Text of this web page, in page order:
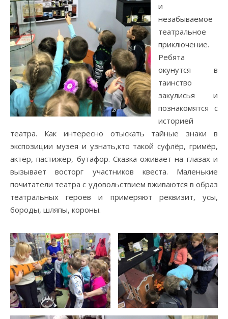
и
незабываемое
театральное
приключение.
Ребята
окунутся в
таинство
закулисья и
познакомятся с
историей
театра. Как интересно отыскать тайные знаки в
экспозиции музея и узнать,кто такой суфлёр, гримёр,
актёр, пастижёр, бутафор. Сказка оживает на глазах и
вызывает восторг участников квеста. Маленькие
почитатели театра с удовольствием вживаются в образ
театральных героев и примеряют реквизит, усы,
бороды, шляпы, короны.